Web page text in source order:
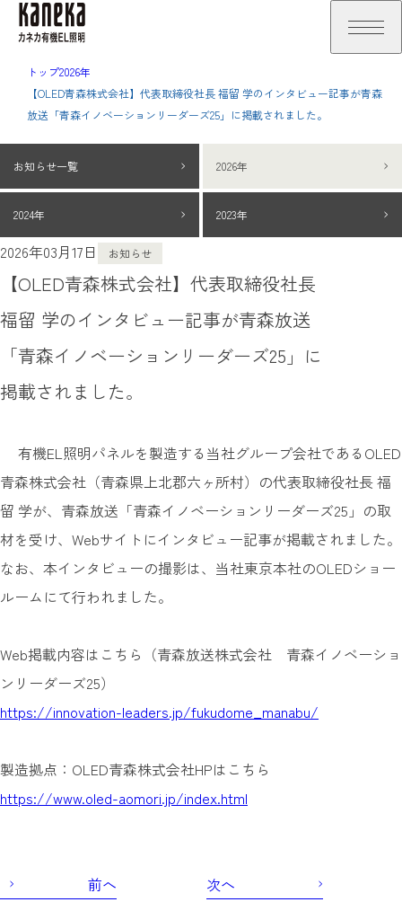
トップ2026年
【OLED青森株式会社】代表取締役社長 福留 学のインタビュー記事が青森
放送「青森イノベーションリーダーズ25」に掲載されました。
お知らせ一覧 2026年
2024年 2023年
2026年03月17日 お知らせ
【OLED青森株式会社】代表取締役社長
福留 学のインタビュー記事が青森放送
「青森イノベーションリーダーズ25」に
掲載されました。
有機EL照明パネルを製造する当社グループ会社であるOLED
青森株式会社（青森県上北郡六ヶ所村）の代表取締役社長 福
留 学が、青森放送「青森イノベーションリーダーズ25」の取
材を受け、Webサイトにインタビュー記事が掲載されました。
なお、本インタビューの撮影は、当社東京本社のOLEDショー
ルームにて行われました。
Web掲載内容はこちら（青森放送株式会社 青森イノベーショ
ンリーダーズ25）
https://innovation-leaders.jp/fukudome_manabu/
製造拠点：OLED青森株式会社HPはこちら
https://www.oled-aomori.jp/index.html
前へ 次へ